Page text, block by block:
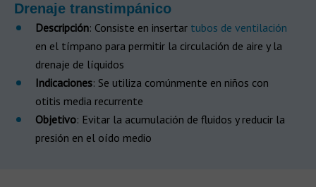
Drenaje transtimpánico
Descripción: Consiste en insertar tubos de ventilación
en el tímpano para permitir la circulación de aire y la
drenaje de líquidos
Indicaciones: Se utiliza comúnmente en niños con
otitis media recurrente
Objetivo: Evitar la acumulación de fluidos y reducir la
presión en el oído medio